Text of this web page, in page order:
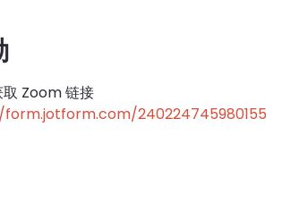
Zoom 链接
240224745980155